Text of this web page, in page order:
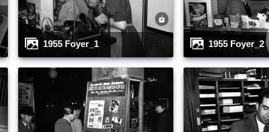
1955 Foyer_1 1955 Foyer_2